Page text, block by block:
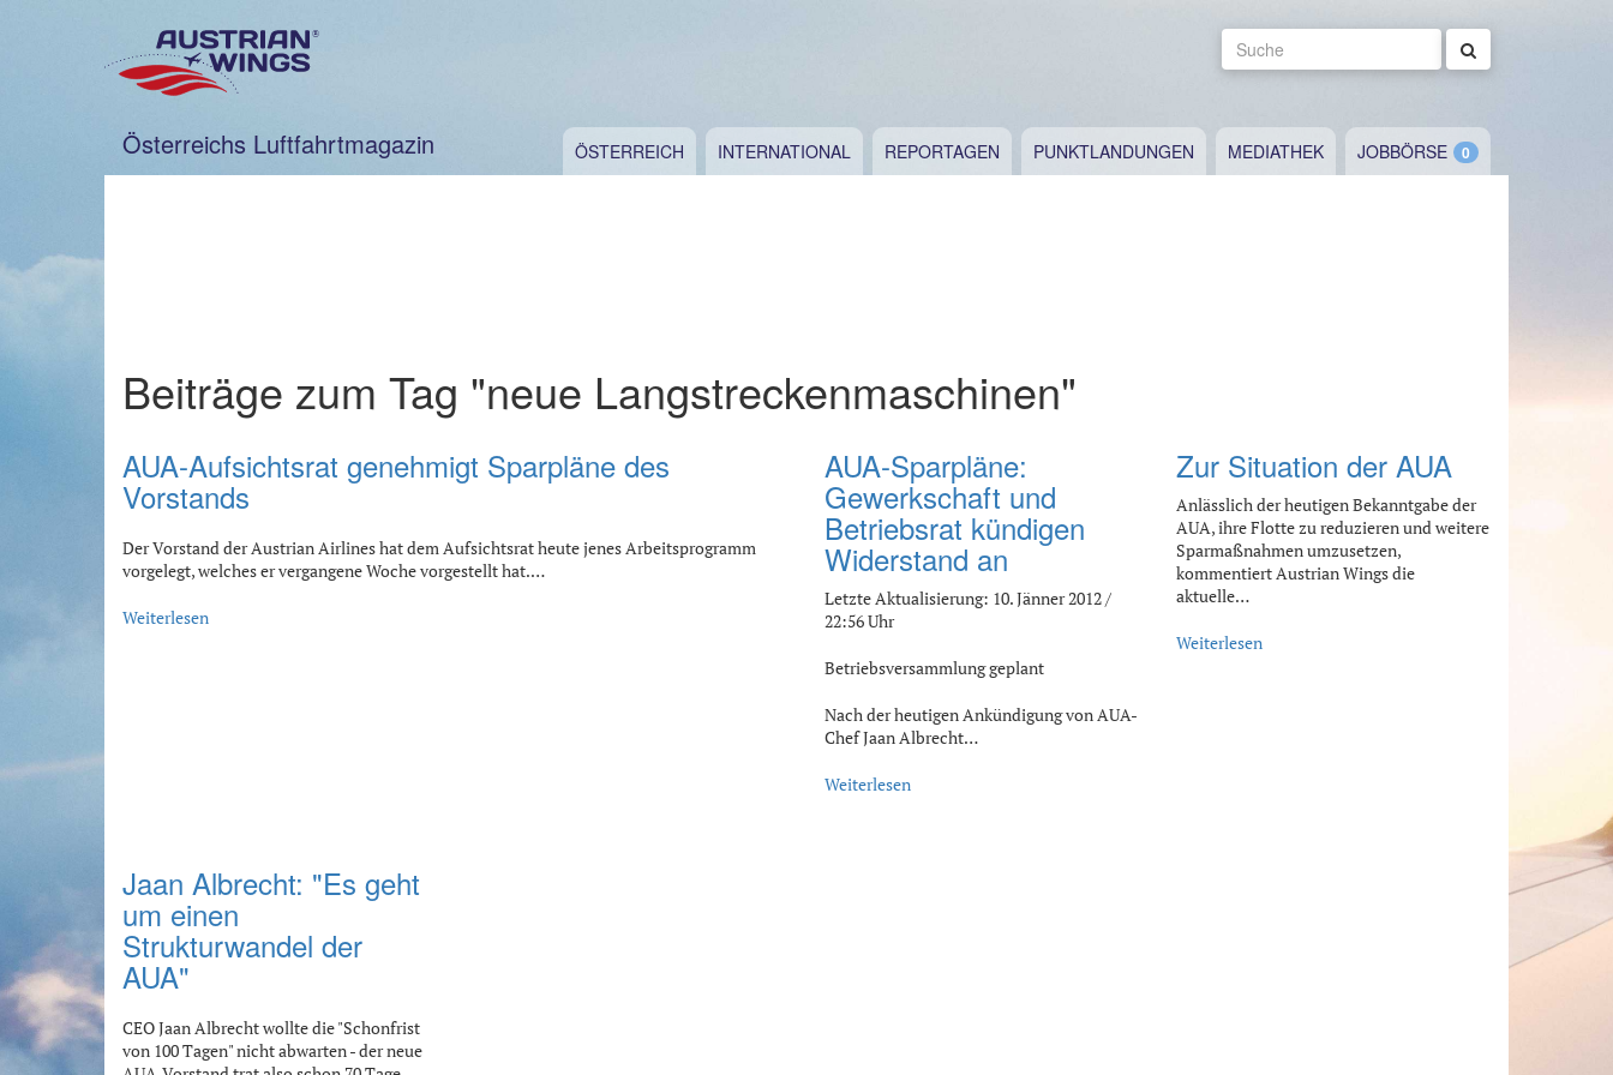
Suche
Österreichs Luftfahrtmagazin ÖSTERREICH INTERNATIONAL REPORTAGEN PUNKTLANDUNGEN MEDIATHEK JOBBÖRSE
Beiträge zum Tag "neue Langstreckenmaschinen"
AUA-Aufsichtsrat genehmigt Sparpläne des
Vorstands
Der Vorstand der Austrian Airlines hat dem Aufsichtsrat heute jenes Arbeitsprogramm
vorgelegt, welches er vergangene Woche vorgestellt hat.…
Weiterlesen
AUA-Sparpläne:
Gewerkschaft und
Betriebsrat kündigen
Widerstand an
Letzte Aktualisierung: 10. Jänner 2012 /
22:56 Uhr
Betriebsversammlung geplant
Nach der heutigen Ankündigung von AUA-
Chef Jaan Albrecht…
Weiterlesen
Zur Situation der AUA
Anlässlich der heutigen Bekanntgabe der
AUA, ihre Flotte zu reduzieren und weitere
Sparmaßnahmen umzusetzen,
kommentiert Austrian Wings die
aktuelle…
Weiterlesen
Jaan Albrecht: "Es geht
um einen
Strukturwandel der
AUA"
CEO Jaan Albrecht wollte die "Schonfrist
von 100 Tagen" nicht abwarten - der neue